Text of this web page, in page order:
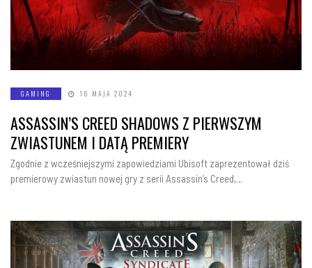
GAMING 16 MAJA 2024
ASSASSIN’S CREED SHADOWS Z PIERWSZYM
ZWIASTUNEM I DATĄ PREMIERY
Zgodnie z wcześniejszymi zapowiedziami Ubisoft zaprezentował dziś
premierowy zwiastun nowej gry z serii Assassin’s Creed,…